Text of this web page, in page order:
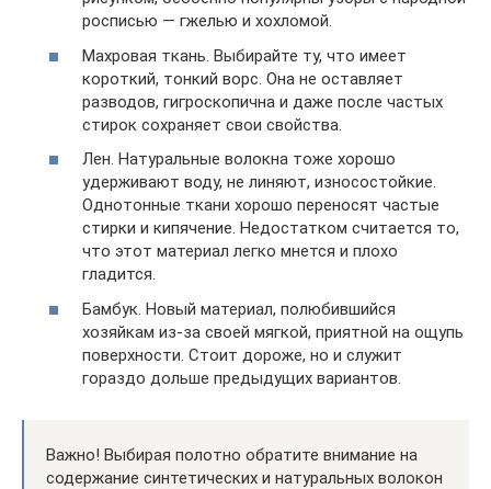
росписью — гжелью и хохломой.
Махровая ткань. Выбирайте ту, что имеет
короткий, тонкий ворс. Она не оставляет
разводов, гигроскопична и даже после частых
стирок сохраняет свои свойства.
Лен. Натуральные волокна тоже хорошо
удерживают воду, не линяют, износостойкие.
Однотонные ткани хорошо переносят частые
стирки и кипячение. Недостатком считается то,
что этот материал легко мнется и плохо
гладится.
Бамбук. Новый материал, полюбившийся
хозяйкам из-за своей мягкой, приятной на ощупь
поверхности. Стоит дороже, но и служит
гораздо дольше предыдущих вариантов.
Важно! Выбирая полотно обратите внимание на
содержание синтетических и натуральных волокон